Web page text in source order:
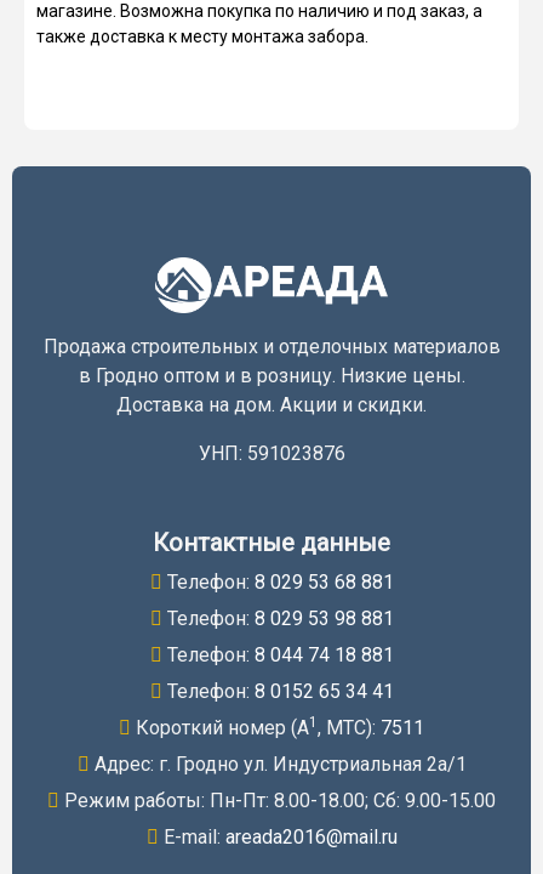
магазине. Возможна покупка по наличию и под заказ, а
также доставка к месту монтажа забора.
Продажа строительных и отделочных материалов
в Гродно оптом и в розницу. Низкие цены.
Доставка на дом. Акции и скидки.
УНП: 591023876
Контактные данные
Телефон: 8 029 53 68 881
Телефон: 8 029 53 98 881
Телефон: 8 044 74 18 881
Телефон: 8 0152 65 34 41
Короткий номер (A1 , МТС): 7511
Адрес: г. Гродно ул. Индустриальная 2а/1
Режим работы: Пн-Пт: 8.00-18.00; Cб: 9.00-15.00
E-mail: areada2016@mail.ru